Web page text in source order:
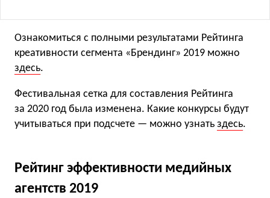
Ознакомиться с полными результатами Рейтинга
креативности сегмента «Брендинг» 2019 можно
здесь.
Фестивальная сетка для составления Рейтинга
за 2020 год была изменена. Какие конкурсы будут
учитываться при подсчете — можно узнать здесь.
Рейтинг эффективности медийных
агентств 2019